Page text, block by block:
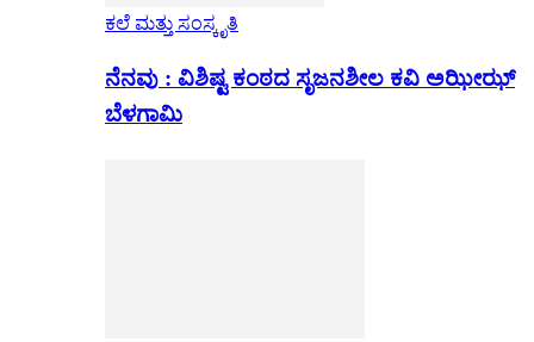
ಕಲೆ ಮತ್ತು ಸಂಸ್ಕೃತಿ
ನೆನವು : ವಿಶಿಷ್ಟ ಕಂಠದ ಸೃಜನಶೀಲ ಕವಿ ಅಝೀಝ್
ಬೆಳಗಾಮಿ